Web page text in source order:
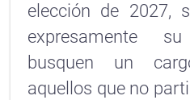
elección de 2027,
expresamente
busquen un
aquellos que no